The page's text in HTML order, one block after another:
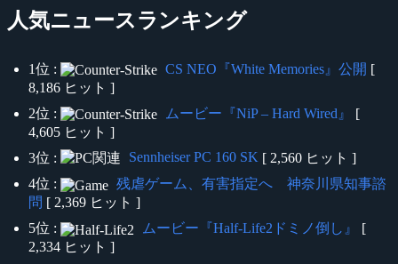
人気ニュースランキング
1位 : CS NEO『White Memories』公開 [
8,186 ヒット ]
2位 :
ムービー『NiP – Hard Wired』
[
4,605 ヒット ]
3位 :
Sennheiser PC 160 SK[ 2,560 ヒット ]
4位 :
残虐ゲーム、有害指定へ 神奈川県知事諮
問 [ 2,369 ヒット ]
5位 :
ムービー『Half-Life2ドミノ倒し』
[
2,334 ヒット ]